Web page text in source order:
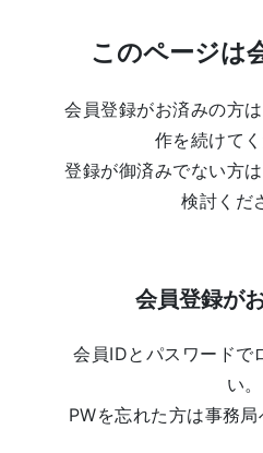
このページは
会員登録がお済みの方
作を続けてく
登録が御済みでない方
検討くだ
会員登録が
会員IDとパスワードで
い。
PWを忘れた方は事務局